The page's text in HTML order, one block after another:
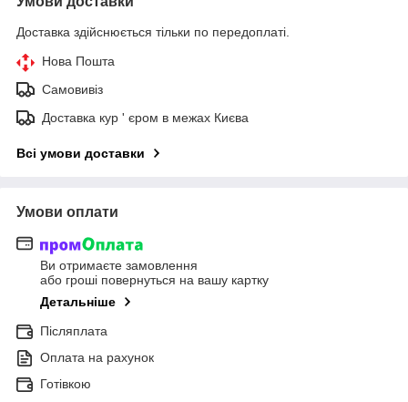
Доставка здійснюється тільки по передоплаті.
Нова Пошта
Самовивіз
Доставка кур ' єром в межах Києва
Всі умови доставки
Умови оплати
Ви отримаєте замовлення
або гроші повернуться на вашу картку
Детальніше
Післяплата
Оплата на рахунок
Готівкою